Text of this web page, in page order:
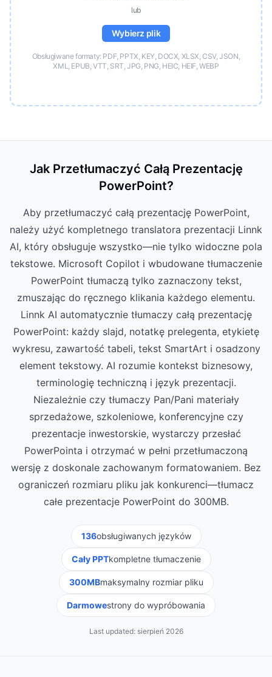
lub
Wybierz plik
Obsługiwane formaty: PDF, PPTX, KEY, DOCX, XLSX, CSV, JSON,
XML, EPUB, VTT, SRT, JPG, PNG, HEIC, HEIF, WEBP
Jak Przetłumaczyć Całą Prezentację
PowerPoint?
Aby przetłumaczyć całą prezentację PowerPoint,
należy użyć kompletnego translatora prezentacji Linnk
AI, który obsługuje wszystko—nie tylko widoczne pola
tekstowe. Microsoft Copilot i wbudowane tłumaczenie
PowerPoint tłumaczą tylko zaznaczony tekst,
zmuszając do ręcznego klikania każdego elementu.
Linnk AI automatycznie tłumaczy całą prezentację
PowerPoint: każdy slajd, notatkę prelegenta, etykietę
wykresu, zawartość tabeli, tekst SmartArt i osadzony
element tekstowy. AI rozumie kontekst biznesowy,
terminologię techniczną i język prezentacji.
Niezależnie czy tłumaczy Pan/Pani materiały
sprzedażowe, szkoleniowe, konferencyjne czy
prezentacje inwestorskie, wystarczy przesłać
PowerPointa i otrzymać w pełni przetłumaczoną
wersję z doskonale zachowanym formatowaniem. Bez
ograniczeń rozmiaru pliku jak konkurenci—tłumacz
całe prezentacje PowerPoint do 300MB.
136obsługiwanych języków
Cały PPTkompletne tłumaczenie
300MBmaksymalny rozmiar pliku
Darmowestrony do wypróbowania
Last updated: sierpień 2026